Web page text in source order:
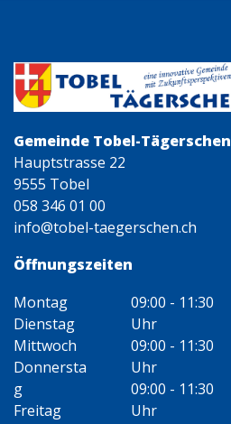
Öffnungszeiten
Gemeinde Tobel-Tägerschen
Hauptstrasse 22
9555 Tobel
058 346 01 00
info@tobel-taegerschen.ch
Montag
Dienstag
Mittwoch
Donnersta
g
Freitag
09:00 - 11:30
Uhr
09:00 - 11:30
Uhr
09:00 - 11:30
Uhr